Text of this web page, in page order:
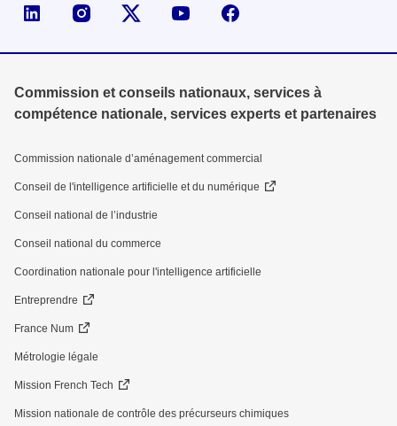
Page LinkedIn de la DGECompte X (ex-Twitter) de la DGE
Commission et conseils nationaux, services à
compétence nationale, services experts et partenaires
Commission nationale d’aménagement commercial
Conseil de l'intelligence artificielle et du numérique
Conseil national de l’industrie
Conseil national du commerce
Coordination nationale pour l'intelligence artificielle
Entreprendre
France Num
Métrologie légale
Mission French Tech
Mission nationale de contrôle des précurseurs chimiques